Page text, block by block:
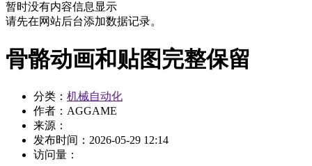
暂时没有内容信息显示
请先在网站后台添加数据记录。
骨骼动画和贴图完整保留
分类： 机械自动化
作者：AGGAME
来源：
发布时间： 2026-05-29 12:14
访问量：